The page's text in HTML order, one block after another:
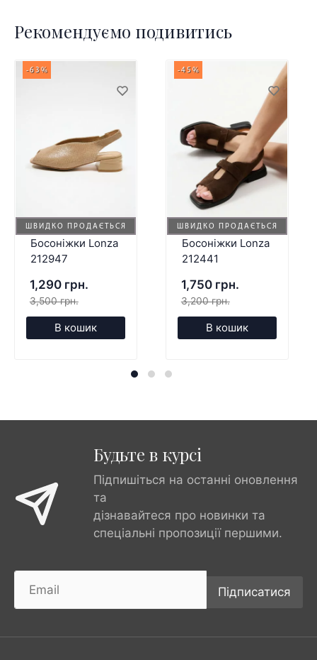
Рекомендуємо подивитись
ШВИДКО ПРОДАЄТЬСЯ
-63%
Босоніжки Lonza
212947
1,290 грн.
3,500 грн.
В кошик
ШВИДКО ПРОДАЄТЬСЯ
-45%
Босоніжки Lonza
212441
1,750 грн.
3,200 грн.
В кошик
Будьте в курсі
Підпишіться на останні оновлення
та
дізнавайтеся про новинки та
спеціальні пропозиції першими.
Підписатися